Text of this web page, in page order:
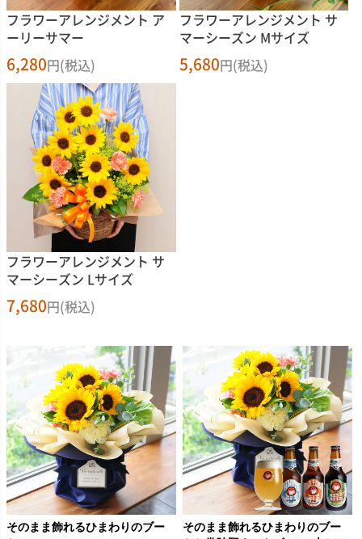
フラワーアレンジメント ア
ーリーサマー
6,280円(税込)
フラワーアレンジメント サ
マーシーズン Mサイズ
5,680円(税込)
フラワーアレンジメント サ
マーシーズン Lサイズ
7,680円(税込)